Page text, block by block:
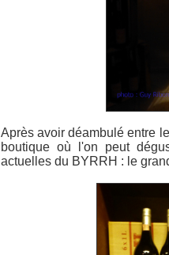
Après avoir déambulé entre
boutique où l'on peut
actuelles du BYRRH : le